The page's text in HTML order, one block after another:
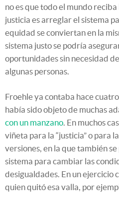
no es que todo el mundo
justicia es arreglar el sistema
equidad se conviertan en la
sistema justo se podría
oportunidades sin necesidad
algunas personas.
Froehle ya contaba hace
había sido objeto de muchas
con un manzano. En muchos
viñeta para la “justicia” o para
versiones, en la que también
sistema para cambiar las
desigualdades. En un ejercicio
quien quitó esa valla, por